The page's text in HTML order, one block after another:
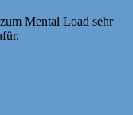
Mental Load sehr